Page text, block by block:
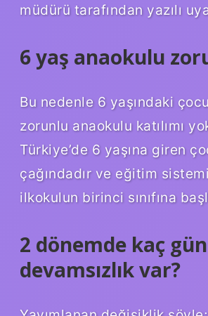
müdürü tarafından yazılı
6 yaş anaokulu
Bu nedenle 6 yaşındaki
zorunlu anaokulu katılımı
Türkiye’de 6 yaşına giren
çağındadır ve eğitim
ilkokulun birinci sınıfına
2 dönemde kaç gün
devamsızlık var?